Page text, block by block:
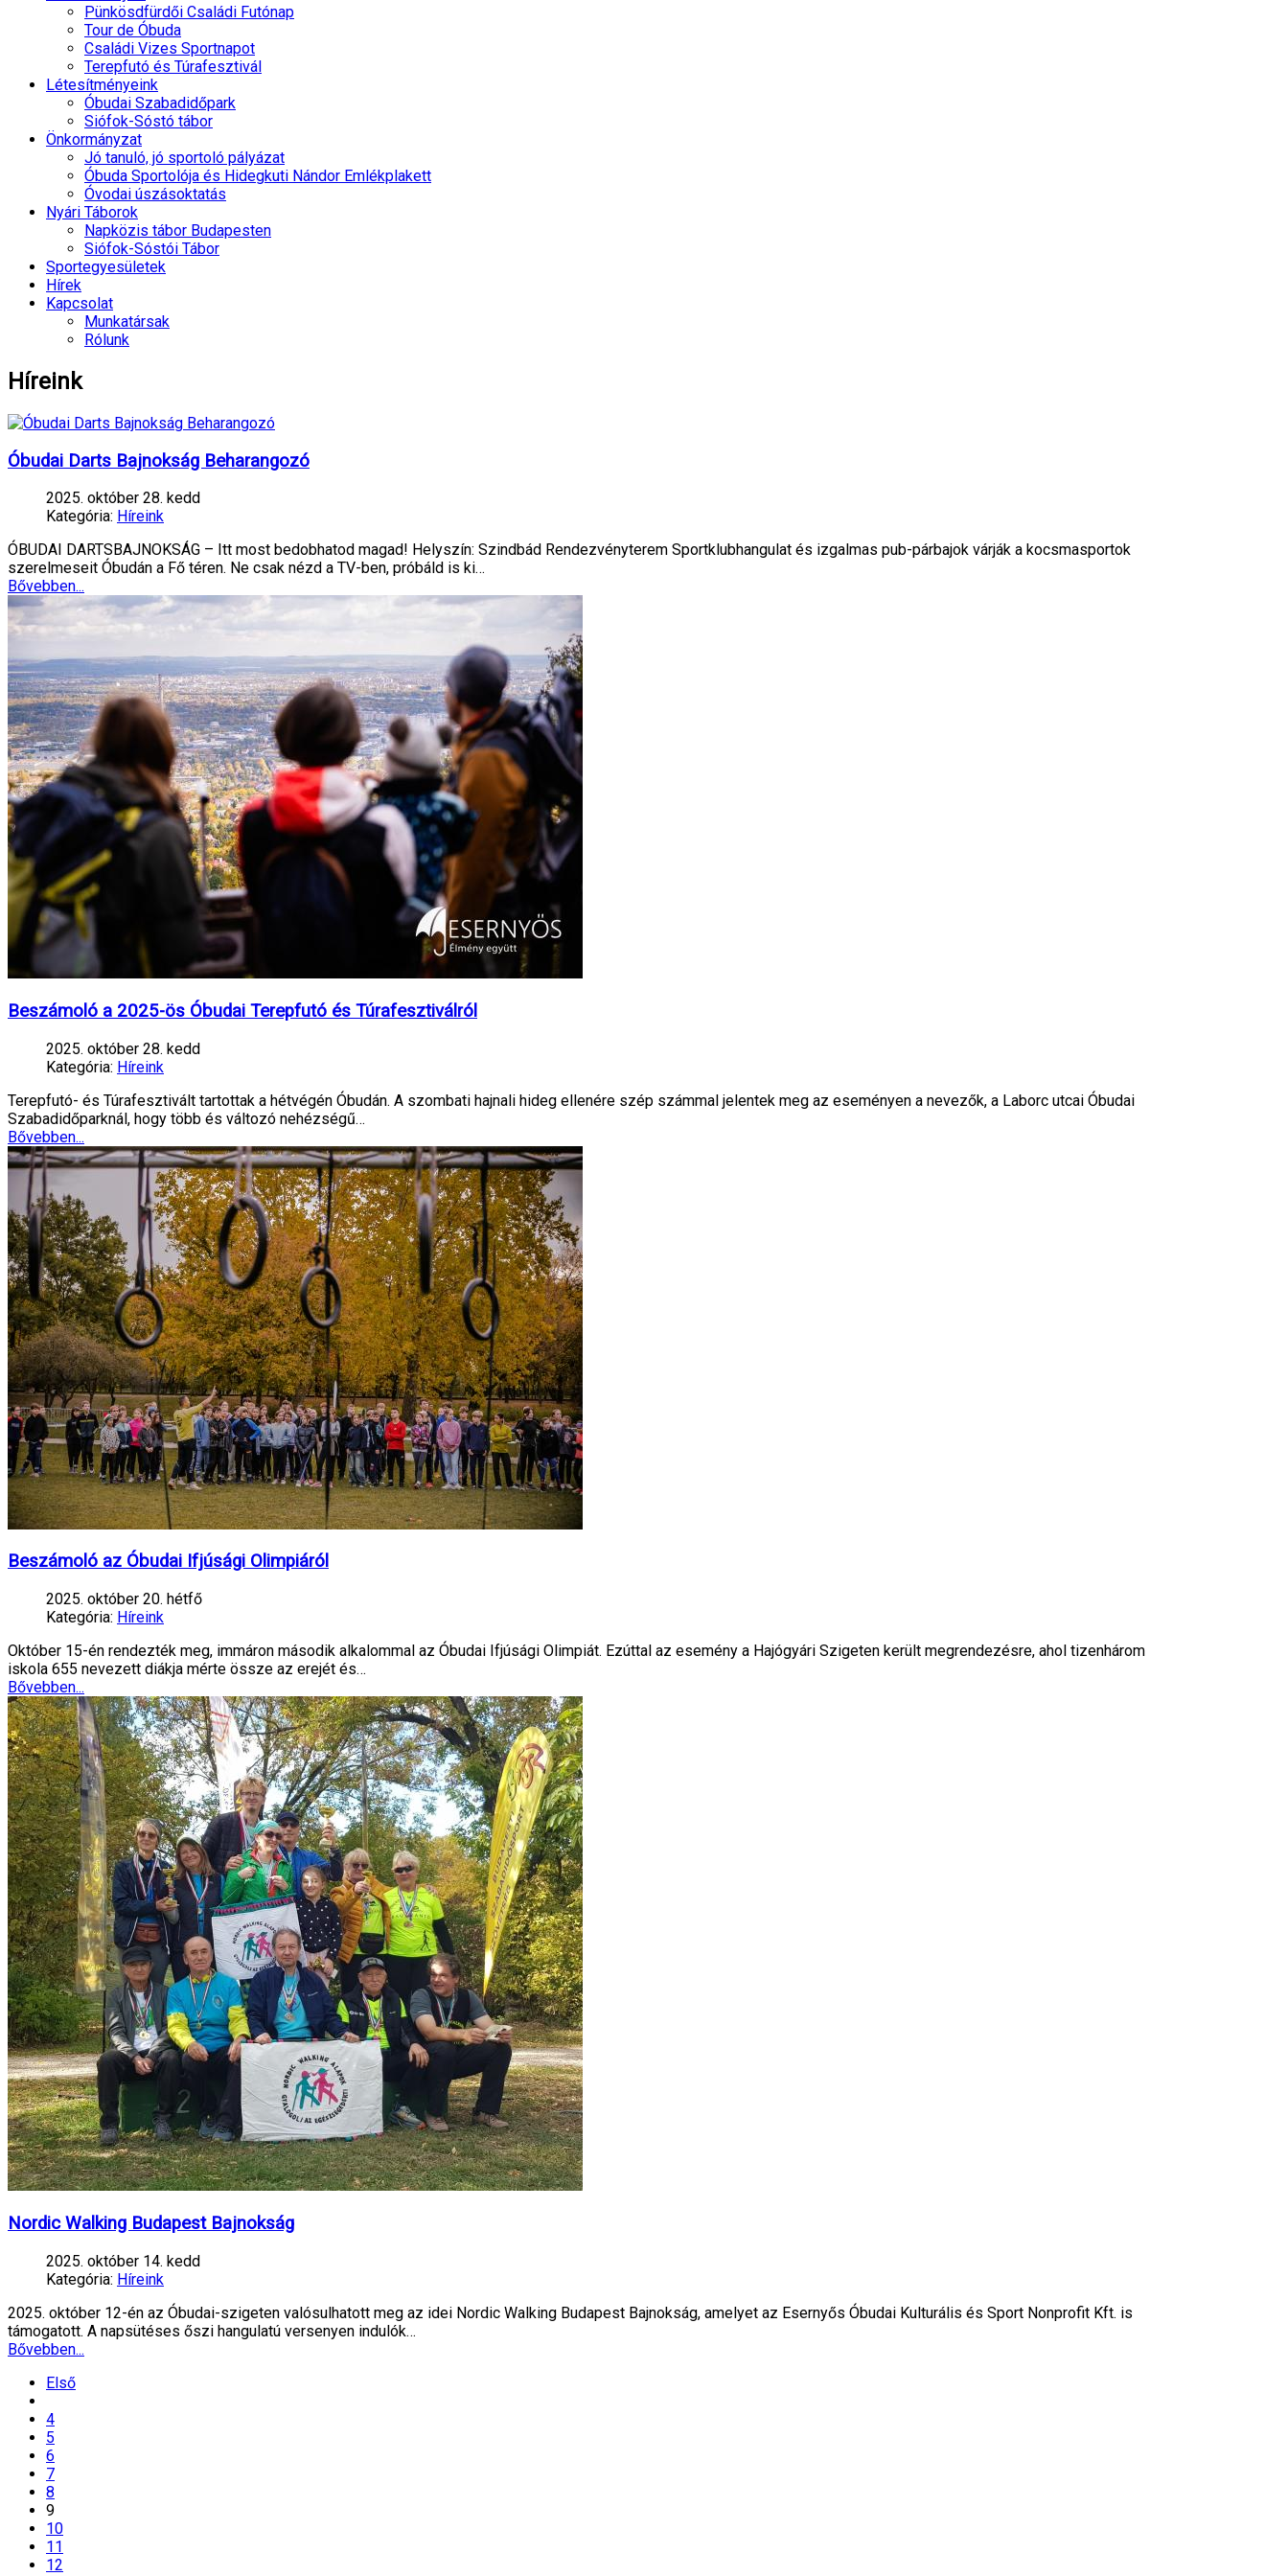
Pünkösdfürdői Családi Futónap
Tour de Óbuda
Családi Vizes Sportnapot
Terepfutó és Túrafesztivál
Létesítményeink
Óbudai Szabadidőpark
Siófok-Sóstó tábor
Önkormányzat
Jó tanuló, jó sportoló pályázat
Óbuda Sportolója és Hidegkuti Nándor Emlékplakett
Óvodai úszásoktatás
Nyári Táborok
Napközis tábor Budapesten
Siófok-Sóstói Tábor
Sportegyesületek
Hírek
Kapcsolat
Munkatársak
Rólunk
Híreink
Óbudai Darts Bajnokság Beharangozó
2025. október 28. kedd
Kategória: Híreink
ÓBUDAI DARTSBAJNOKSÁG – Itt most bedobhatod magad! Helyszín: Szindbád Rendezvényterem Sportklubhangulat és izgalmas pub-párbajok várják a kocsmasportok
szerelmeseit Óbudán a Fő téren. Ne csak nézd a TV-ben, próbáld is ki…
Bővebben...
Beszámoló a 2025-ös Óbudai Terepfutó és Túrafesztiválról
2025. október 28. kedd
Kategória: Híreink
Terepfutó- és Túrafesztivált tartottak a hétvégén Óbudán. A szombati hajnali hideg ellenére szép számmal jelentek meg az eseményen a nevezők, a Laborc utcai Óbudai
Szabadidőparknál, hogy több és változó nehézségű…
Bővebben...
Beszámoló az Óbudai Ifjúsági Olimpiáról
2025. október 20. hétfő
Kategória: Híreink
Október 15-én rendezték meg, immáron második alkalommal az Óbudai Ifjúsági Olimpiát. Ezúttal az esemény a Hajógyári Szigeten került megrendezésre, ahol tizenhárom
iskola 655 nevezett diákja mérte össze az erejét és…
Bővebben...
Nordic Walking Budapest Bajnokság
2025. október 14. kedd
Kategória: Híreink
2025. október 12-én az Óbudai-szigeten valósulhatott meg az idei Nordic Walking Budapest Bajnokság, amelyet az Esernyős Óbudai Kulturális és Sport Nonprofit Kft. is
támogatott. A napsütéses őszi hangulatú versenyen indulók…
Bővebben...
Első
4
5
6
7
8
9
10
11
12